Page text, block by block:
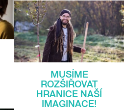
MUSÍME
ROZŠIŘOVAT
HRANICE NAŠÍ
IMAGINACE!